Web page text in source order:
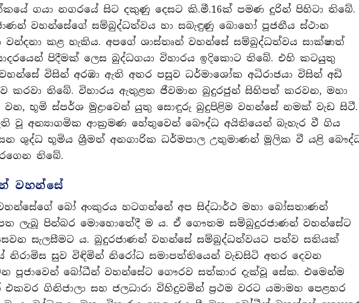
ගයා නගරයේ සිට දකුණු දෙසට කි.මී.16ක් පමණ දුරින් පිහිටා තිබේ.
වහන්සේගේ සම්බුද්ධත්වය හා සබැඳුණු බොහෝ පූජනීය ස්ථාන
වන්දනා කළ හැකිය. අපගේ ශාස්තෘන් වහන්සේ සම්බුද්ධත්වය සාක්ෂාත්
පිදීමක් ලෙස බුද්ධගයා විහාරය ඉදිකොට තිබේ. එහි කටයුතු
විසින් අරඹා ඇති අතර පසුව ධර්මාශෝක අධිරාජයා විසින් අඩි
කරවා තිබේ. විහාරය ඇතුළත ජීවමාන බුදුරජුන් සිහිපත් කරවන, මහා
භූමි ස්පර්ශ මුද්‍රාවෙන් යුතු සොඳුරු බුදුපිළිම වහන්සේ නමක් වැඩ සිටී.
වූ අන්‍යාගමික ආක්‍රමණ හේතුවෙන් බෞද්ධ අයිතියෙන් බැහැර වී ගිය
ශුද්ධ භූමිය ශ්‍රීමත් අනගාරික ධර්මපාල උතුමාණන් මූලික වී යළි
තිබේ.
වහන්සේ
බෝ අංකුරය හටගන්නේ අප සිද්ධාර්ථ මහා බෝසතාණන්
ලැබූ පින්බර මොහොතේදී ම ය. ඒ ගෞතම සම්බුදුරජාණන් වහන්සේට
සැලසීමට ය. බුදුරජාණන් වහන්සේ සම්බුද්ධත්වයට පත්ව සතියක්
සුව විඳිමින් නිරෝධ සමාපත්තියෙන් වැඩසිටි අතර දෙවන
පූජාවෙන් බෝධීන් වහන්සේට ගෞරව සත්කාර දැක්වූ සේක. එමෙන්ම
එකවර ගිනිජාලා සහ ජලධාරා විහිදුවමින් ප්‍රථම වරට යමාමහ පෙළහර